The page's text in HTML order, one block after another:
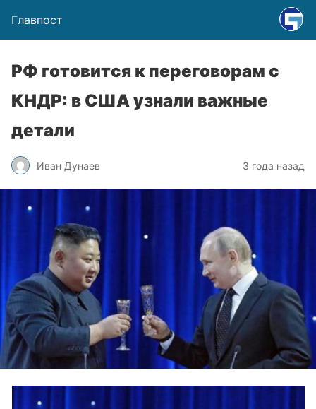
Главпост
РФ готовится к переговорам с
КНДР: в США узнали важные
детали
Иван Дунаев 3 года назад